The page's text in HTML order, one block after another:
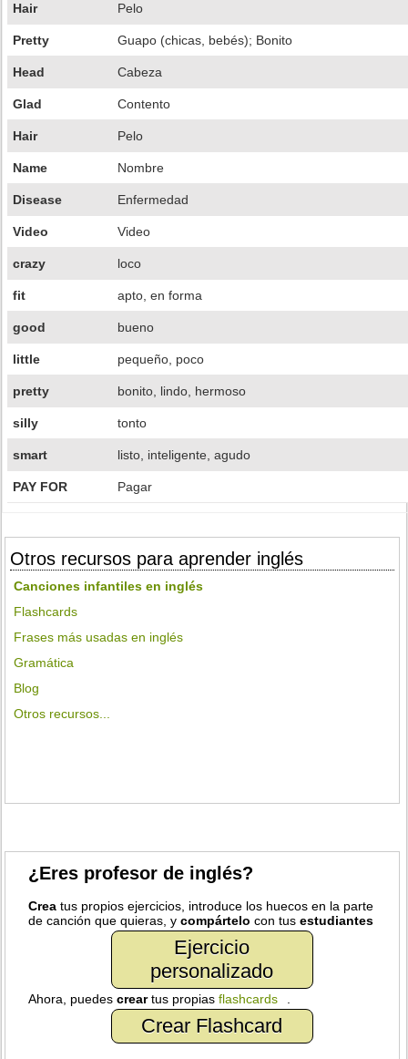
Hair Pelo
Pretty Guapo (chicas, bebés); Bonito
Head Cabeza
Glad Contento
Hair Pelo
Name Nombre
Disease Enfermedad
Video Video
crazy loco
fit apto, en forma
good bueno
little pequeño, poco
pretty bonito, lindo, hermoso
silly tonto
smart listo, inteligente, agudo
PAY FOR Pagar
Otros recursos para aprender inglés
Canciones infantiles en inglés
Flashcards
Frases más usadas en inglés
Gramática
Blog
Otros recursos...
¿Eres profesor de inglés?
Crea tus propios ejercicios, introduce los huecos en la parte
de canción que quieras, ycompártelo con tusestudiantes
Ejercicio
personalizado
Ahora, puedescreartus propiasflashcards
Crear Flashcard